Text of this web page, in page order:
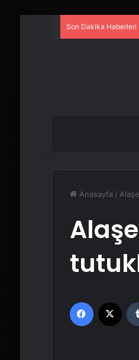
Son Dakika Haberleri
Anasayfa /
Facebook